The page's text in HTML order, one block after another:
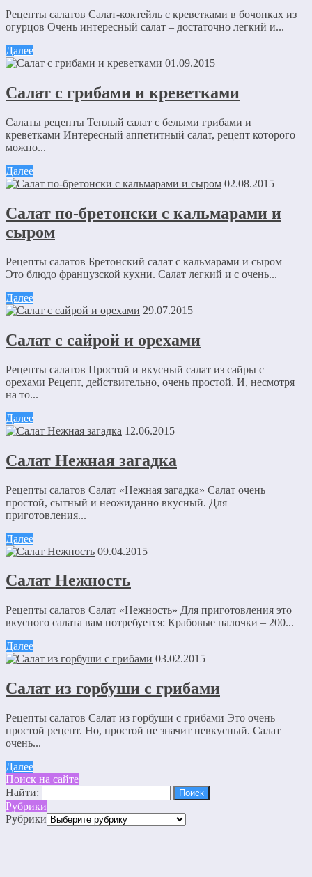
Рецепты салатов Салат-коктейль с креветками в бочонках из
огурцов Очень интересный салат – достаточно легкий и...
Далее
01.09.2015
Салат с грибами и креветками
Салаты рецепты Теплый салат с белыми грибами и
креветками Интересный аппетитный салат, рецепт которого
можно...
Далее
02.08.2015
Салат по-бретонски с кальмарами и
сыром
Рецепты салатов Бретонский салат с кальмарами и сыром
Это блюдо французской кухни. Салат легкий и с очень...
Далее
29.07.2015
Салат с сайрой и орехами
Рецепты салатов Простой и вкусный салат из сайры с
орехами Рецепт, действительно, очень простой. И, несмотря
на то...
Далее
12.06.2015
Салат Нежная загадка
Рецепты салатов Салат «Нежная загадка» Салат очень
простой, сытный и неожиданно вкусный. Для
приготовления...
Далее
09.04.2015
Салат Нежность
Рецепты салатов Салат «Нежность» Для приготовления это
вкусного салата вам потребуется: Крабовые палочки – 200...
Далее
03.02.2015
Салат из горбуши с грибами
Рецепты салатов Салат из горбуши с грибами Это очень
простой рецепт. Но, простой не значит невкусный. Салат
очень...
Далее
Поиск на сайте
Найти:
Рубрики
Рубрики